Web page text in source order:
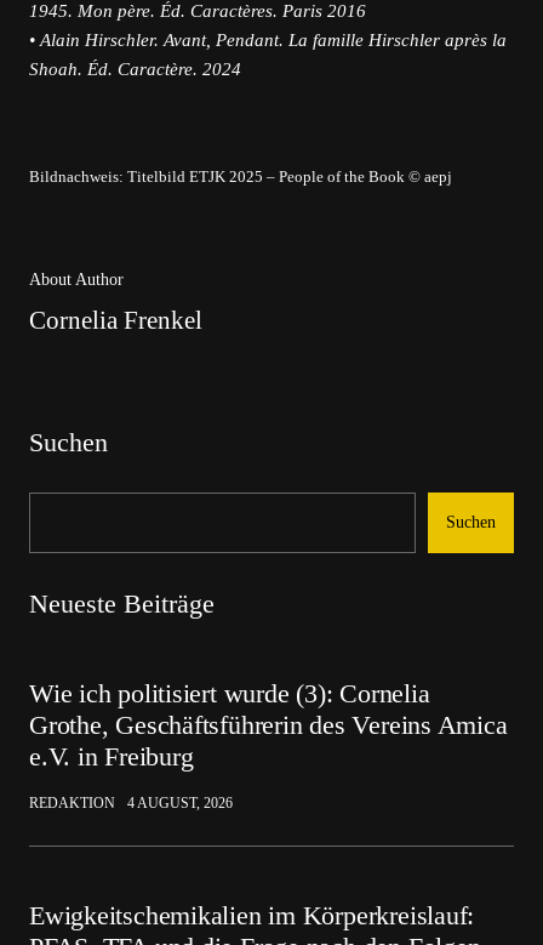
1945. Mon père. Éd. Caractères. Paris 2016
• Alain Hirschler. Avant, Pendant. La famille Hirschler après la
Shoah. Éd. Caractère. 2024
Bildnachweis: Titelbild ETJK 2025 – People of the Book © aepj
About Author
Cornelia Frenkel
Suchen
Suchen
Neueste Beiträge
Wie ich politisiert wurde (3): Cornelia
Grothe, Geschäftsführerin des Vereins Amica
e.V. in Freiburg
REDAKTION 4 AUGUST, 2026
Ewigkeitschemikalien im Körperkreislauf: